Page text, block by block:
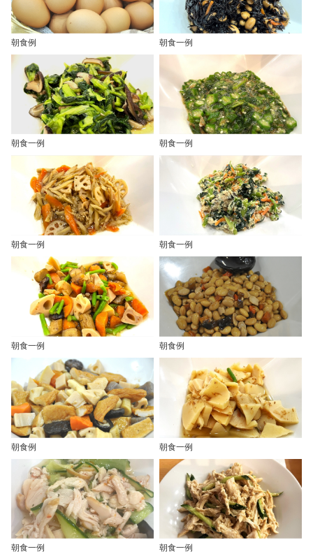
朝食例 朝食一例
朝食一例 朝食一例
朝食一例 朝食一例
朝食一例 朝食例
朝食例 朝食一例
朝食一例 朝食一例